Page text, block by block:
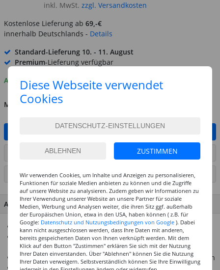
inkl. MwSt. zzgl. Versandkosten
Kostenlose Lieferung ab 69,-€
innerhalb Deutschlands - Details
Standard-Lieferung 10. - 11. August
Premium-Lieferung verfügbar
Auf Lager
MENGE
ARTIKEL AUF WUNSCHLISTE SETZEN
SEITE DRUCKEN
ARTIKEL MERKMALE & DETAILS
Acrylfarbe in einer praktischen Sprühflasche
Ideal mit den Amsterdam Acrylfarben und den Amsterdam
Markern kombinierbar
Sprühkopf ermöglicht sowohl dünne Linien als auch Flächen
Nach der Trocknung wasserfest und von sehr hoher
Diese Webseite verwendet
Cookies
ZUSTIMMEN
Wir verwenden Cookies, um Inhalte und Anzeigen zu personalisieren,
Funktionen für soziale Medien anbieten zu können und die Zugriffe
auf unsere Website zu analysieren. Zudem geben wir Informationen zu
Ihrer Verwendung unserer Website an unsere Partner für soziale
Medien, Werbung und Analysen weiter, die ihren Sitz ggf. außerhalb
der Europäischen Union, etwa in den USA, haben können ( z.B. für
Google: Datenschutz und Nutzungsbedingungen von Google ). Dabei
kann nicht ausgeschlossen werden, dass Ihre Daten mit anderen,
bereits gespeicherten Daten von Ihnen verknüpft werden. Mit dem
Klick auf den Button "Zustimmen" erklären Sie sich mit der Nutzung
Ihrer Daten einverstanden. Über "Ablehnen" können Sie die Nutzung
Ihrer Daten verweigern. Selbstverständlich können Sie Ihre Einwilligung